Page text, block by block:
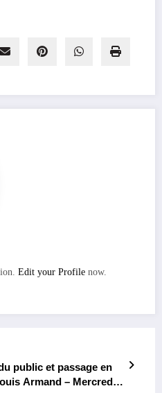
Edit your Profile now.
public et passage en
Armand – Mercredi